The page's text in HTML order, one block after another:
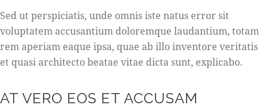
Sed ut perspiciatis, unde omnis iste natus error sit
voluptatem accusantium doloremque laudantium, totam
rem aperiam eaque ipsa, quae ab illo inventore veritatis
et quasi architecto beatae vitae dicta sunt, explicabo.
AT VERO EOS ET ACCUSAM